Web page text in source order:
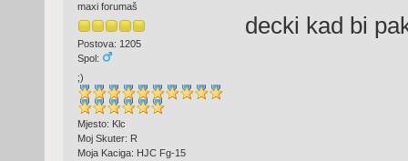
maxi forumaš
Postova: 1205
Spol:
;)
Mjesto: Klc
Moj Skuter: R
Moja Kaciga: HJC Fg-15
decki kad bi